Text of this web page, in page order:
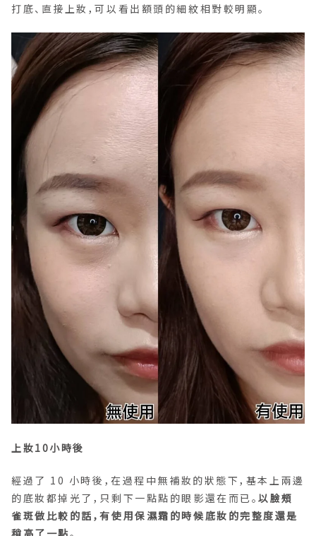
打底、直接上妝，可以看出額頭的細紋相對較明顯。
上妝10小時後
經過了 10 小時後，在過程中無補妝的狀態下，基本上兩邊
的底妝都掉光了，只剩下一點點的眼影還在而已。以臉頰
雀斑做比較的話，有使用保濕霜的時候底妝的完整度還是
稍高了一點。